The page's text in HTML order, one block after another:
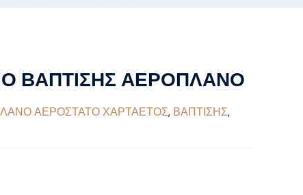
ΒΑΠΤΙΣΗΣ ΑΕΡΟΠΛΑΝΟ
ΑΕΡΟΣΤΑΤΟ ΧΑΡΤΑΕΤΟΣ, ΒΑΠΤΙΣΗΣ,